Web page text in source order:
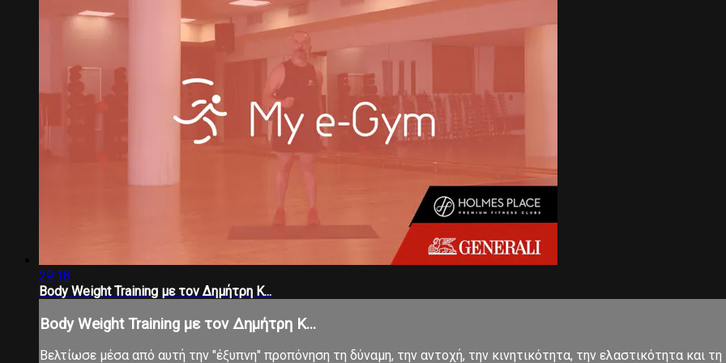
29:18
Body Weight Training με τον Δημήτρη Κ...
Body Weight Training με τον Δημήτρη Κ...
Βελτίωσε μέσα από αυτή την "έξυπνη" προπόνηση τη δύναμη, την αντοχή, την κινητικότητα, την ελαστικότητα και